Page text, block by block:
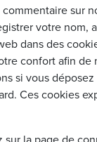
sur
votre nom,
dans des
confort afin de
si vous
Ces cookies